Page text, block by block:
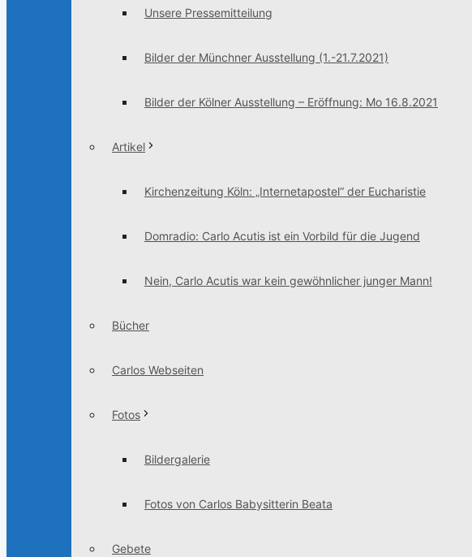
Unsere Pressemitteilung
Bilder der Münchner Ausstellung (1.-21.7.2021)
Bilder der Kölner Ausstellung – Eröffnung: Mo 16.8.2021
Artikel
Kirchenzeitung Köln: „Internetapostel“ der Eucharistie
Domradio: Carlo Acutis ist ein Vorbild für die Jugend
Nein, Carlo Acutis war kein gewöhnlicher junger Mann!
Bücher
Carlos Webseiten
Fotos
Bildergalerie
Fotos von Carlos Babysitterin Beata
Gebete